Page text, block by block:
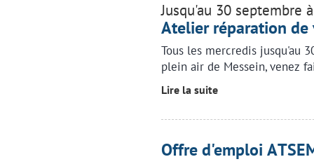
Jusqu'au 30 septembre
Atelier réparation de
Tous les mercredis jusqu'au
plein air de Messein, venez
Lire la suite
Offre d'emploi